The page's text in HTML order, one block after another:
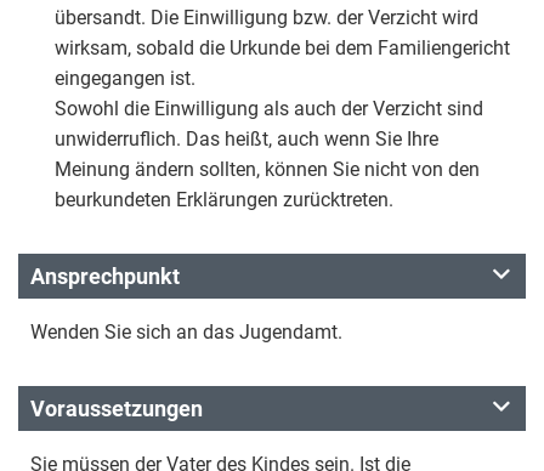
übersandt. Die Einwilligung bzw. der Verzicht wird
wirksam, sobald die Urkunde bei dem Familiengericht
eingegangen ist.
Sowohl die Einwilligung als auch der Verzicht sind
unwiderruflich. Das heißt, auch wenn Sie Ihre
Meinung ändern sollten, können Sie nicht von den
beurkundeten Erklärungen zurücktreten.
Ansprechpunkt
Wenden Sie sich an das Jugendamt.
Voraussetzungen
Sie müssen der Vater des Kindes sein. Ist die